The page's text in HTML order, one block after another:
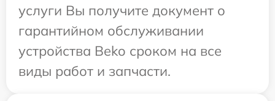
услуги Вы получите документ о
гарантийном обслуживании
устройства Beko сроком на все
виды работ и запчасти.